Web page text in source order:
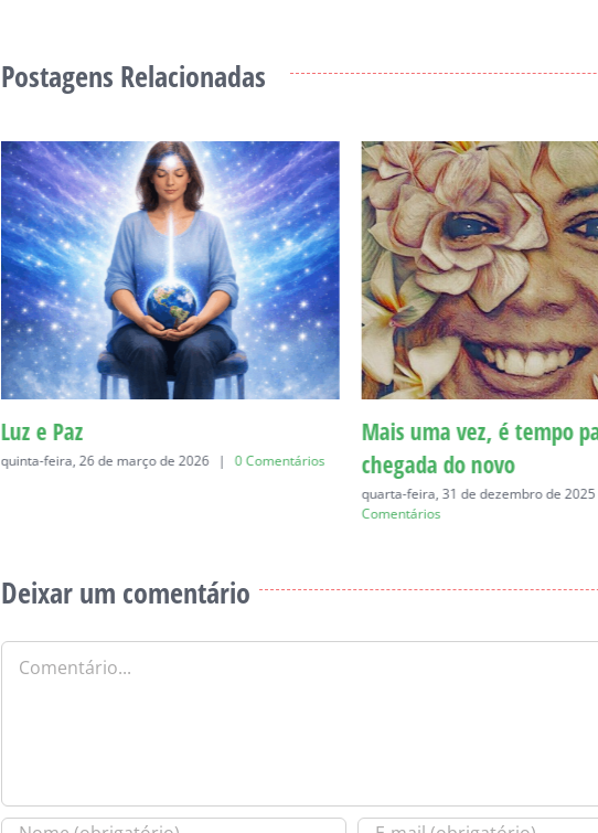
Postagens Relacionadas
Luz e Paz
quinta-feira, 26 de março de 2026 | 0 Comentários
Mais uma vez, é tempo
chegada do novo
quarta-feira, 31 de dezembro de 2025
Comentários
Deixar um comentário
Comentário